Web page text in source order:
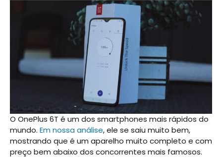
O OnePlus 6T é um dos smartphones mais rápidos do
mundo. Em nossa análise, ele se saiu muito bem,
mostrando que é um aparelho muito completo e com
preço bem abaixo dos concorrentes mais famosos.